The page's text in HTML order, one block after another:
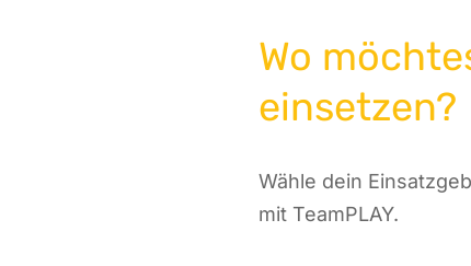
Wo
einsetzen?
Wähle dein
mit TeamPLAY.